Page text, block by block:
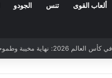
ألعاب القوى تنس الجودو